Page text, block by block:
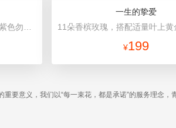
一生的挚爱
¥199
要意义，我们以“每一束花，都是承诺”的服务理念